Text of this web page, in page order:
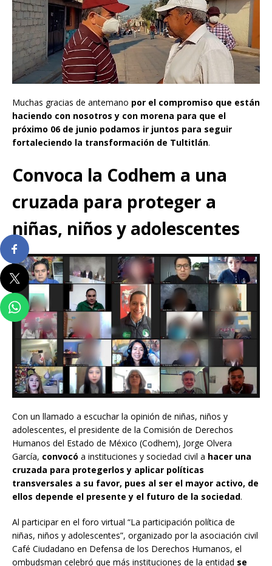
Muchas gracias de antemano por el compromiso que están
haciendo con nosotros y con morena para que el
próximo 06 de junio podamos ir juntos para seguir
fortaleciendo la transformación de Tultitlán.
Convoca la Codhem a una
cruzada para proteger a
niñas, niños y adolescentes
Con un llamado a escuchar la opinión de niñas, niños y
adolescentes, el presidente de la Comisión de Derechos
Humanos del Estado de México (Codhem), Jorge Olvera
García, convocó a instituciones y sociedad civil a hacer una
cruzada para protegerlos y aplicar políticas
transversales a su favor, pues al ser el mayor activo, de
ellos depende el presente y el futuro de la sociedad.
Al participar en el foro virtual “La participación política de
niñas, niños y adolescentes”, organizado por la asociación civil
Café Ciudadano en Defensa de los Derechos Humanos, el
ombudsman celebró que más instituciones de la entidad se